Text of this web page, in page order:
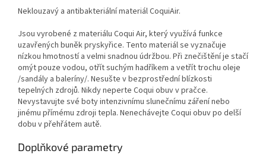
Neklouzavý a antibakteriální materiál CoquiAir.
Jsou vyrobené z materiálu Coqui Air, který využívá funkce
uzavřených buněk pryskyřice. Tento materiál se vyznačuje
nízkou hmotností a velmi snadnou údržbou. Při znečištění je stačí
omýt pouze vodou, otřít suchým hadříkem a vetřít trochu oleje
/sandály a baleríny/. Nesušte v bezprostřední blízkosti
tepelných zdrojů. Nikdy neperte Coqui obuv v pračce.
Nevystavujte své boty intenzivnímu slunečnímu záření nebo
jinému přímému zdroji tepla. Nenechávejte Coqui obuv po delší
dobu v přehřátem autě.
Doplňkové parametry